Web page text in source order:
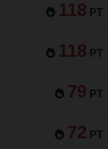
118 PT
118 PT
79 PT
72 PT